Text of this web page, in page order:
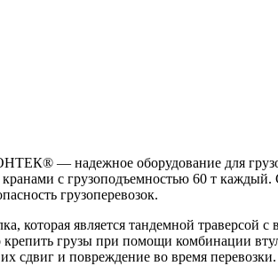
надежное оборудование для
с грузоподъемностью 60 т
грузоперевозок.
которая является тандемной траверсой
крепить грузы при помощи комбинации
сдвиг и повреждение во время перевозки.